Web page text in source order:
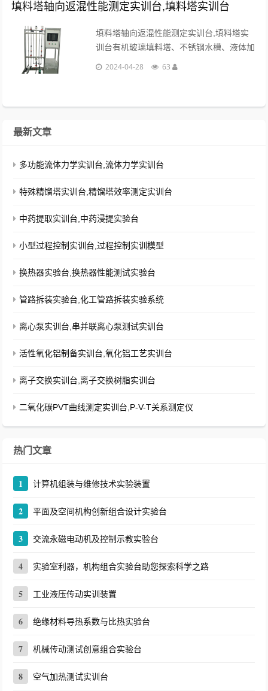
填料塔轴向返混性能测定实训台,填料塔实训台
填料塔轴向返混性能测定实训台,填料塔实
训台有机玻璃填料塔、不锈钢水槽、液体加
料泵、转子流量计、电磁阀、中央处理器、
2024-04-28 63
最新文章
多功能流体力学实训台,流体力学实训台
特殊精馏塔实训台,精馏塔效率测定实训台
中药提取实训台,中药浸提实验台
小型过程控制实训台,过程控制实训模型
换热器实验台,换热器性能测试实验台
管路拆装实验台,化工管路拆装实验系统
离心泵实训台,串并联离心泵测试实训台
活性氧化铝制备实训台,氧化铝工艺实训台
离子交换实训台,离子交换树脂实训台
二氧化碳PVT曲线测定实训台,P-V-T关系测定仪
热门文章
1 计算机组装与维修技术实验装置
2 平面及空间机构创新组合设计实验台
3 交流永磁电动机及控制示教实验台
4 实验室利器，机构组合实验台助您探索科学之路
5 工业液压传动实训装置
6 绝缘材料导热系数与比热实验台
7 机械传动测试创意组合实验台
8 空气加热测试实训台